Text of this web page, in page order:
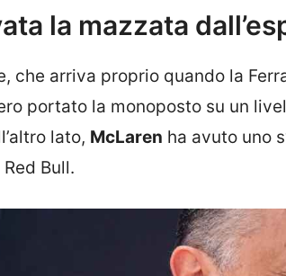
la mazzata
che arriva proprio quando la
portato la monoposto su un
lato, McLaren ha avuto uno
Bull.